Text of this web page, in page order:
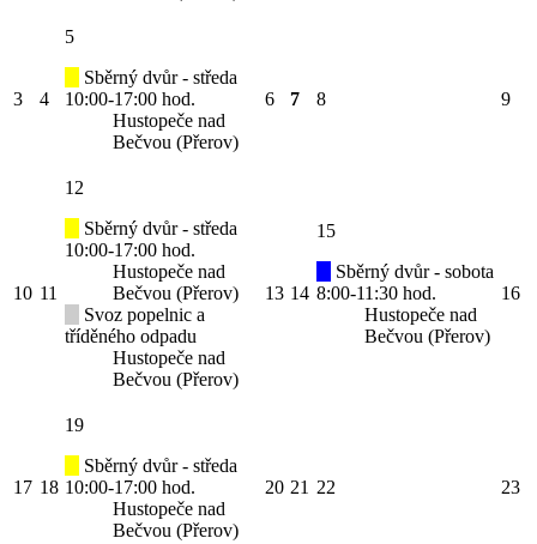
3 4
5
Sběrný dvůr - středa
10:00-17:00 hod.
Hustopeče nad
Bečvou (Přerov)
6 7 8 9
10 11
12
Sběrný dvůr - středa
10:00-17:00 hod.
Hustopeče nad
Bečvou (Přerov)
Svoz popelnic a
tříděného odpadu
Hustopeče nad
Bečvou (Přerov)
13 14
15
Sběrný dvůr - sobota
8:00-11:30 hod.
Hustopeče nad
Bečvou (Přerov)
16
17 18
19
Sběrný dvůr - středa
10:00-17:00 hod.
Hustopeče nad
Bečvou (Přerov)
20 21 22 23